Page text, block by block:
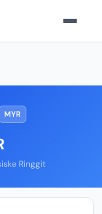
MYR
Ringgit